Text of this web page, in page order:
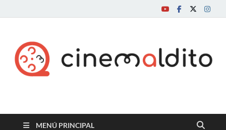
Cine maldito
MENÚ PRINCIPAL